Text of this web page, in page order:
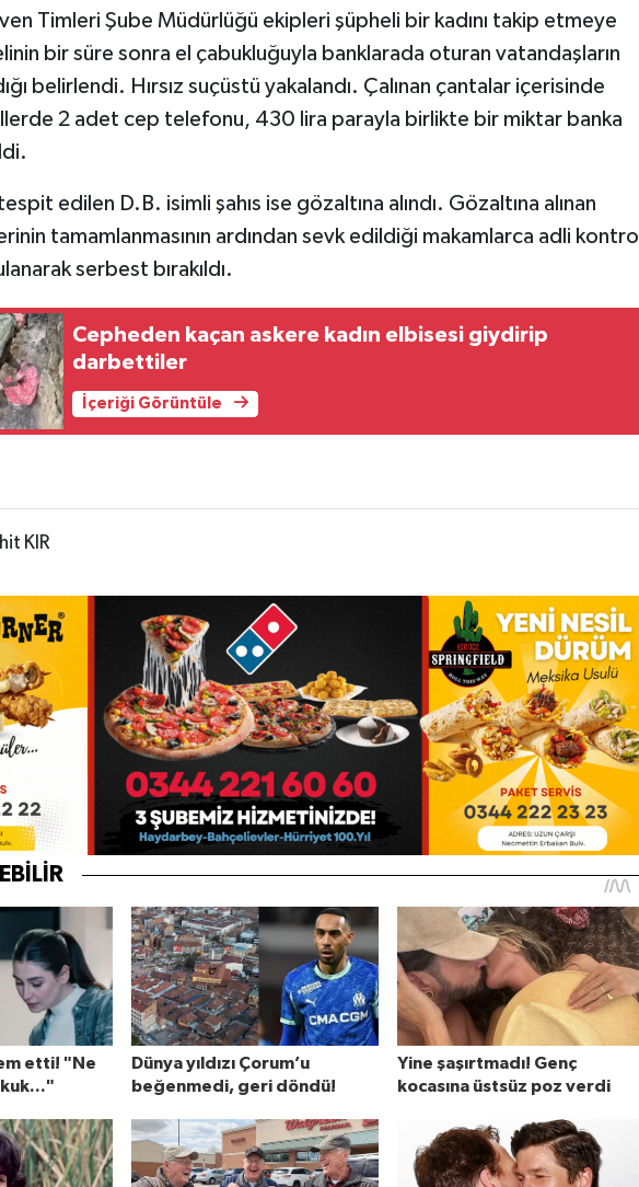
Timleri Şube Müdürlüğü ekipleri şüpheli bir kadını takip etmeye
bir süre sonra el çabukluğuyla banklarada oturan vatandaşların
belirlendi. Hırsız suçüstü yakalandı. Çalınan çantalar içerisinde
2 adet cep telefonu, 430 lira parayla birlikte bir miktar banka
edilen D.B. isimli şahıs ise gözaltına alındı. Gözaltına alınan
tamamlanmasının ardından sevk edildiği makamlarca adli kontrol
serbest bırakıldı.
Cepheden kaçan askere kadın elbisesi giydirip
darbettiler
İçeriği Görüntüle
KIR